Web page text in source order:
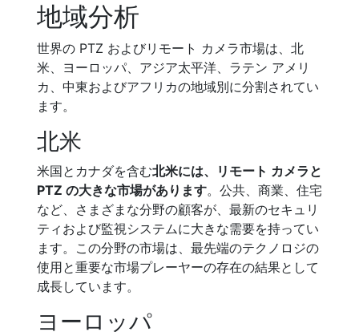
地域分析
世界の PTZ およびリモート カメラ市場は、北
米、ヨーロッパ、アジア太平洋、ラテン アメリ
カ、中東およびアフリカの地域別に分割されてい
ます。
北米
米国とカナダを含む北米には、リモート カメラと
PTZ の大きな市場があります。公共、商業、住宅
など、さまざまな分野の顧客が、最新のセキュリ
ティおよび監視システムに大きな需要を持ってい
ます。この分野の市場は、最先端のテクノロジの
使用と重要な市場プレーヤーの存在の結果として
成長しています。
ヨーロッパ